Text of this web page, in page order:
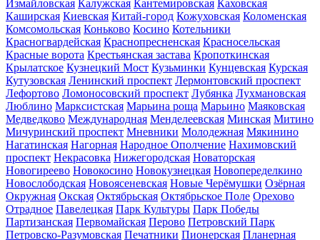
Измайловская Калужская Кантемировская Каховская
Каширская Киевская Китай-город Кожуховская Коломенская
Комсомольская Коньково Косино Котельники
Красногвардейская Краснопресненская Красносельская
Красные ворота Крестьянская застава Кропоткинская
Крылатское Кузнецкий Мост Кузьминки Кунцевская Курская
Кутузовская Ленинский проспект Лермонтовский проспект
Лефортово Ломоносовский проспект Лубянка Лухмановская
Люблино Марксистская Марьина роща Марьино Маяковская
Медведково Международная Менделеевская Минская Митино
Мичуринский проспект Мневники Молодежная Мякинино
Нагатинская Нагорная Народное Ополчение Нахимовский
проспект Некрасовка Нижегородская Новаторская
Новогиреево Новокосино Новокузнецкая Новопеределкино
Новослободская Новоясеневская Новые Черёмушки Озёрная
Окружная Окская Октябрьская Октябрьское Поле Орехово
Отрадное Павелецкая Парк Культуры Парк Победы
Партизанская Первомайская Перово Петровский Парк
Петровско-Разумовская Печатники Пионерская Планерная